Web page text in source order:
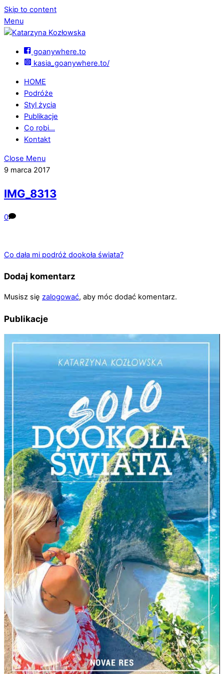
Skip to content
Menu
goanywhere.to
kasia_goanywhere.to/
HOME
Podróże
Styl życia
Publikacje
Co robi…
Kontakt
Close Menu
9 marca 2017
IMG_8313
0
Co dała mi podróż dookoła świata?
Dodaj komentarz
Musisz się zalogować, aby móc dodać komentarz.
Publikacje